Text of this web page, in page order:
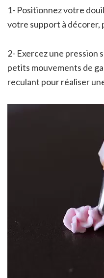
1- Positionnez votre
votre support à décorer,
2- Exercez une pression
petits mouvements de
reculant pour réaliser